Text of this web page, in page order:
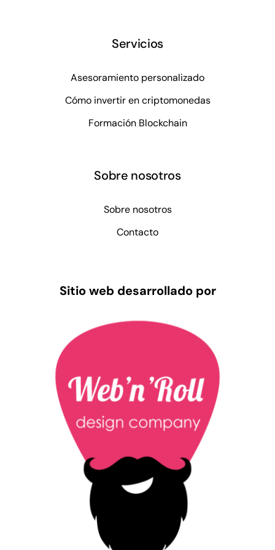
Servicios
Asesoramiento personalizado
Cómo invertir en criptomonedas
Formación Blockchain
Sobre nosotros
Sobre nosotros
Contacto
Sitio web desarrollado por